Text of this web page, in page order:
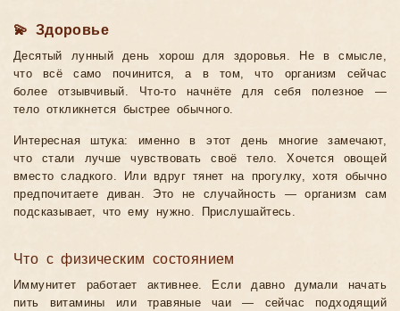
💫 Здоровье
Десятый лунный день хорош для здоровья. Не в смысле,
что всё само починится, а в том, что организм сейчас
более отзывчивый. Что-то начнёте для себя полезное —
тело откликнется быстрее обычного.
Интересная штука: именно в этот день многие замечают,
что стали лучше чувствовать своё тело. Хочется овощей
вместо сладкого. Или вдруг тянет на прогулку, хотя обычно
предпочитаете диван. Это не случайность — организм сам
подсказывает, что ему нужно. Прислушайтесь.
Что с физическим состоянием
Иммунитет работает активнее. Если давно думали начать
пить витамины или травяные чаи — сейчас подходящий